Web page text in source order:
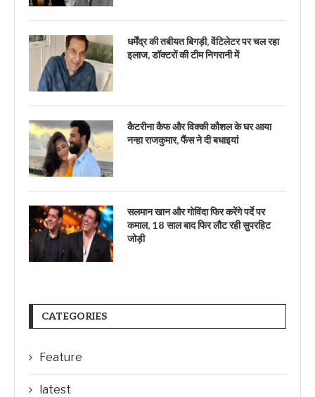
धर्मेंद्र की तबीयत बिगड़ी, वेंटिलेटर पर चल रहा
इलाज, डॉक्टरों की टीम निगरानी में
कैटरीना कैफ और विक्की कौशल के घर आया
नन्हा राजकुमार, फैंस ने दी बधाइयां
सलमान खान और गोविंदा फिर करेंगे पर्दे पर
कमाल, 18 साल बाद फिर लौट रही सुपरहिट
जोड़ी
CATEGORIES
Feature
latest